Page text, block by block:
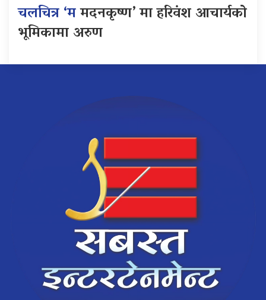
चलचित्र ‘ममदनकृष्ण’ मा हरिवंश आचार्यको
भूमिकामा अरुण